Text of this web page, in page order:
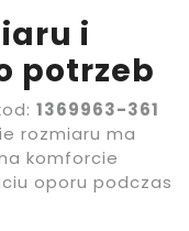
i
potrzeb
1369963-361
rozmiaru ma
komforcie
oporu podczas